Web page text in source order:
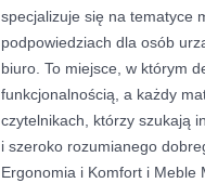
specjalizuje się na tematyce
podpowiedziach dla osób
biuro. To miejsce, w którym
funkcjonalnością, a każdy
czytelnikach, którzy szukają
i szeroko rozumianego
Ergonomia i Komfort i Meble